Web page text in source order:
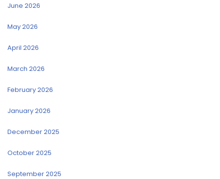
June 2026
May 2026
April 2026
March 2026
February 2026
January 2026
December 2025
October 2025
September 2025